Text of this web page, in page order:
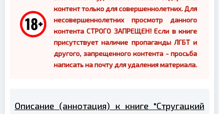
контент только для совершеннолетних. Для
несовершеннолетних просмотр данного
контента СТРОГО ЗАПРЕЩЕН! Если в книге
присутствует наличие пропаганды ЛГБТ и
другого, запрещенного контента - просьба
написать на почту для удаления материала.
Описание (аннотация) к книге "Стругацкий